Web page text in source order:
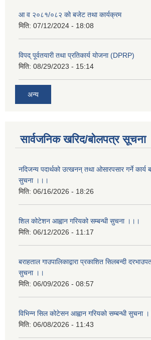
आ व २०८१/०८२ को बजेट तथा कार्यक्रम
मिति: 07/12/2024 - 18:08
विपद् पूर्वतयारी तथा प्रतिकार्य योजना (DPRP)
मिति: 08/29/2023 - 15:14
अन्य
सार्वजनिक खरिद/बोलपत्र सूचना
नदिजन्य पदार्थको उत्खनन् तथा ओसारपसार गर्ने कार्य
सुचना ।।।
मिति: 06/16/2026 - 18:26
शिल कोटेशन आह्वान गरियको सम्बन्धी सुचना ।।।
मिति: 06/12/2026 - 11:17
बराहताल गाउपालिकाद्वारा प्रकाशित सिलबन्दी
सुचना ।।
मिति: 06/09/2026 - 08:57
विभिन्न सिल कोटेसन आह्वान गरियको सम्बन्धी सुचना
मिति: 06/08/2026 - 11:43